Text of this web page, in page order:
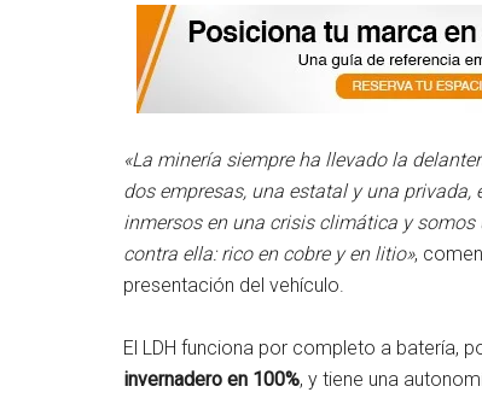
«La minería siempre ha llevado la
dos empresas, una estatal y una
inmersos en una crisis climática y
contra ella: rico en cobre y en litio»,
presentación del vehículo.
El LDH funciona por completo a batería,
invernadero en 100%, y tiene una